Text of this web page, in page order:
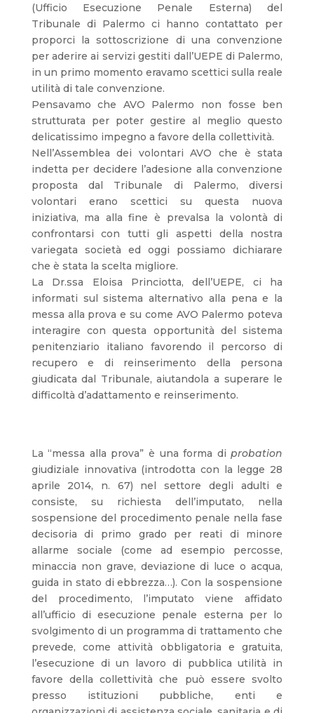
(Ufficio Esecuzione Penale Esterna) del
Tribunale di Palermo ci hanno contattato per
proporci la sottoscrizione di una convenzione
per aderire ai servizi gestiti dall’UEPE di Palermo,
in un primo momento eravamo scettici sulla reale
utilità di tale convenzione.
Pensavamo che AVO Palermo non fosse ben
strutturata per poter gestire al meglio questo
delicatissimo impegno a favore della collettività.
Nell’Assemblea dei volontari AVO che è stata
indetta per decidere l’adesione alla convenzione
proposta dal Tribunale di Palermo, diversi
volontari erano scettici su questa nuova
iniziativa, ma alla fine è prevalsa la volontà di
confrontarsi con tutti gli aspetti della nostra
variegata società ed oggi possiamo dichiarare
che è stata la scelta migliore.
La Dr.ssa Eloisa Princiotta, dell’UEPE, ci ha
informati sul sistema alternativo alla pena e la
messa alla prova e su come AVO Palermo poteva
interagire con questa opportunità del sistema
penitenziario italiano favorendo il percorso di
recupero e di reinserimento della persona
giudicata dal Tribunale, aiutandola a superare le
difficoltà d’adattamento e reinserimento.
La “messa alla prova” è una forma diprobation
giudiziale innovativa (introdotta con la legge 28
aprile 2014, n. 67) nel settore degli adulti e
consiste, su richiesta dell’imputato, nella
sospensione del procedimento penale nella fase
decisoria di primo grado per reati di minore
allarme sociale (come ad esempio percosse,
minaccia non grave, deviazione di luce o acqua,
guida in stato di ebbrezza…). Con la sospensione
del procedimento, l’imputato viene affidato
all’ufficio di esecuzione penale esterna per lo
svolgimento di un programma di trattamento che
prevede, come attività obbligatoria e gratuita,
l’esecuzione di un lavoro di pubblica utilità in
favore della collettività che può essere svolto
presso istituzioni pubbliche, enti e